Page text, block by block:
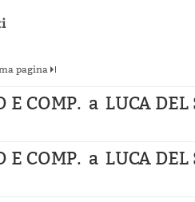
pagina
E COMP. a LUCA DEL
E COMP. a LUCA DEL